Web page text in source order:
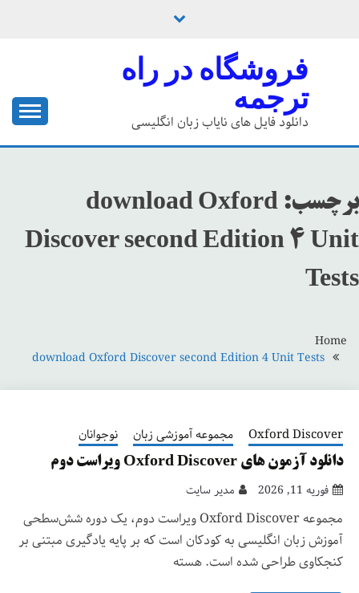
فروشگاه در راه
ترجمه
دانلود فایل های نایاب زبان انگلیسی
برچسب: download Oxford
Discover second Edition 4 Unit
Tests
Home
download Oxford Discover second Edition 4 Unit Tests
Oxford Discover مجموعه آموزشی زبان نوجوانان
دانلود آزمون های Oxford Discover ویراست دوم
فوریه 11, 2026 مدیر سایت
مجموعه Oxford Discover ویراست دوم، یک دوره شش‌سطحی
آموزش زبان انگلیسی به کودکان است که بر پایه یادگیری مبتنی بر
کنجکاوی طراحی شده است. هسته